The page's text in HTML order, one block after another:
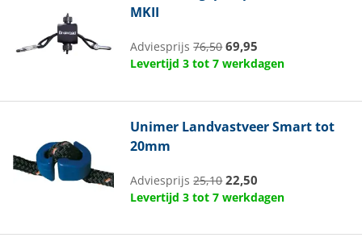
MKII
Adviesprijs76,50 69,95
Levertijd 3 tot 7 werkdagen
Unimer Landvastveer Smart tot
20mm
Adviesprijs25,10 22,50
Levertijd 3 tot 7 werkdagen